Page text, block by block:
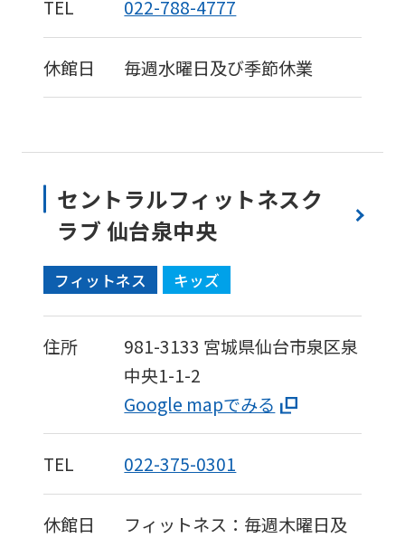
TEL 022-788-4777
休館日 毎週水曜日及び季節休業
セントラルフィットネスク
ラブ 仙台泉中央
フィットネス キッズ
住所 981-3133 宮城県仙台市泉区泉
中央1-1-2
Google mapでみる
TEL 022-375-0301
休館日
フィットネス：毎週木曜日及